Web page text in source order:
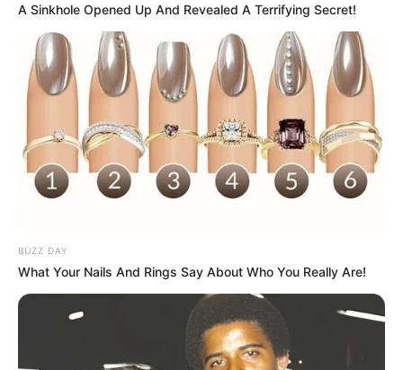
3 – Vamos começar pelas pétalas. Pegue um disco
de feltro e dobre-o ao meio.
A Sinkhole Opened Up And Revealed A Terrifying Secret!
BUZZ DAY
What Your Nails And Rings Say About Who You Really Are!